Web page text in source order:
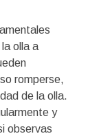
olla a
romperse,
de la olla.
y
observas